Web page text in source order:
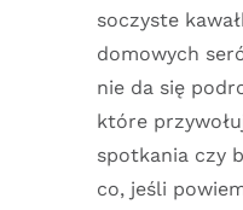
soczyste
domowych
nie da się
które
spotkania czy
co, jeśli